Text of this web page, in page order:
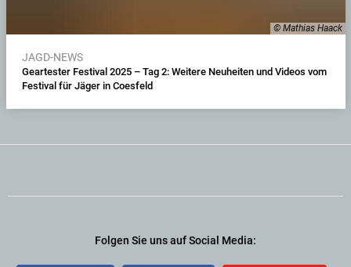
© Mathias Haack
JAGD-NEWS
Geartester Festival 2025 – Tag 2: Weitere Neuheiten und Videos vom
Festival für Jäger in Coesfeld
Folgen Sie uns auf Social Media: